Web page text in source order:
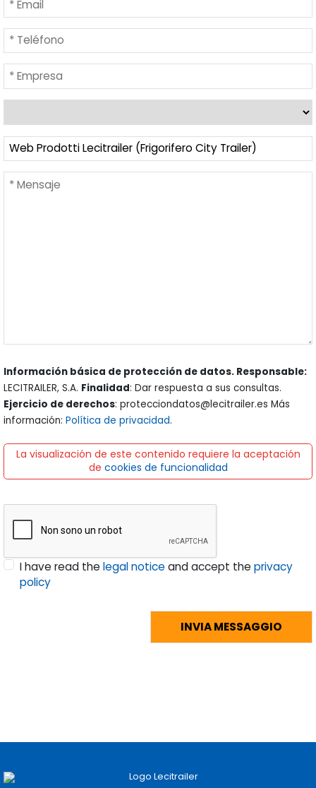
LECITRAILER, S.A.Finalidad: Dar respuesta a sus consultas.
Ejercicio de derechos: protecciondatos@lecitrailer.es Más
información: Política de privacidad.
La visualización de este contenido requiere la aceptación
decookies de funcionalidad
I have read thelegal noticeand accept the
policy